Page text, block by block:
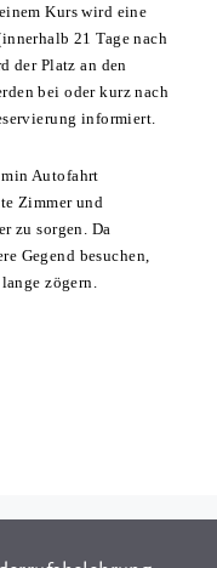
Kurs wird eine
21 Tage nach
der Platz an den
bei oder kurz nach
informiert.
Autofahrt
Zimmer und
zu sorgen. Da
Gegend besuchen,
zögern.